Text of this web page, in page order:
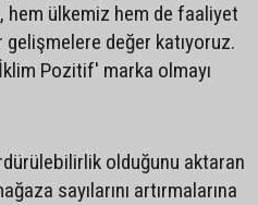
hem ülkemiz hem de faaliyet
değer katıyoruz.
Pozitif' marka olmayı
olduğunu aktaran
sayılarını artırmalarına